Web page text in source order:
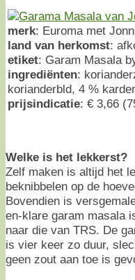
merk: Euroma met
land van herkomst:
etiket: Garam Masala
ingrediënten:
korianderbld, 4 %
prijsindicatie: € 3,66
Welke is het lekkerst?
Zelf maken is altijd het
beknibbelen op de
Bovendien is
en-klare garam masala
naar die van TRS. De
is vier keer zo duur,
geen zout aan toe is